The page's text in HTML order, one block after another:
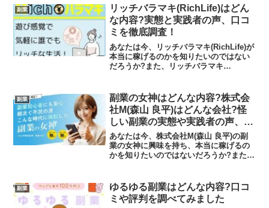
うと、スマホ1つで稼げる可能性はありま
せん。これが...
副業
リッチバラマキ(RichLife)はどん
な内容?実態と実践者の声、口コ
ミを徹底調査！
あなたは今、リッチバラマキ(RichLife)が
本当に稼げるのかを知りたいのではない
だろうか?また、リッチバラマキ
えを言うと、現金は振り込まれないと考
えて差...
副業
副業の女神はどんな内容?株式会
社M(森山 良平)はどんな会社?怪
しい副業の実態や実践者の声、口
コミや評判を調査しました
あなたは今、株式会社M(森山 良平)の副
業の女神に興味を持ち、本当に稼げるの
かを知りたいのではないだろうか?また、
を言うと、この副業は無料ではなく、隙
間時間で簡単に稼げ...
副業
ゆるゆる副業はどんな内容?口コ
ミや評判を調べてみました